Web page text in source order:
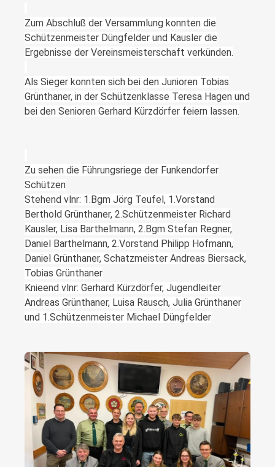
Zum Abschluß der Versammlung konnten die
Schützenmeister Düngfelder und Kausler die
Ergebnisse der Vereinsmeisterschaft verkünden.
Als Sieger konnten sich bei den Junioren Tobias
Grünthaner, in der Schützenklasse Teresa Hagen und
bei den Senioren Gerhard Kürzdörfer feiern lassen.
​​​​​​​Zu sehen die Führungsriege der Funkendorfer
Schützen
Stehend vlnr: 1.Bgm Jörg Teufel, 1.Vorstand
Berthold Grünthaner, 2.Schützenmeister Richard
Kausler, Lisa Barthelmann, 2.Bgm Stefan Regner,
Daniel Barthelmann, 2.Vorstand Philipp Hofmann,
Daniel Grünthaner, Schatzmeister Andreas Biersack,
Tobias Grünthaner
Knieend vlnr: Gerhard Kürzdörfer, Jugendleiter
Andreas Grünthaner, Luisa Rausch, Julia Grünthaner
und 1.Schützenmeister Michael Düngfelder